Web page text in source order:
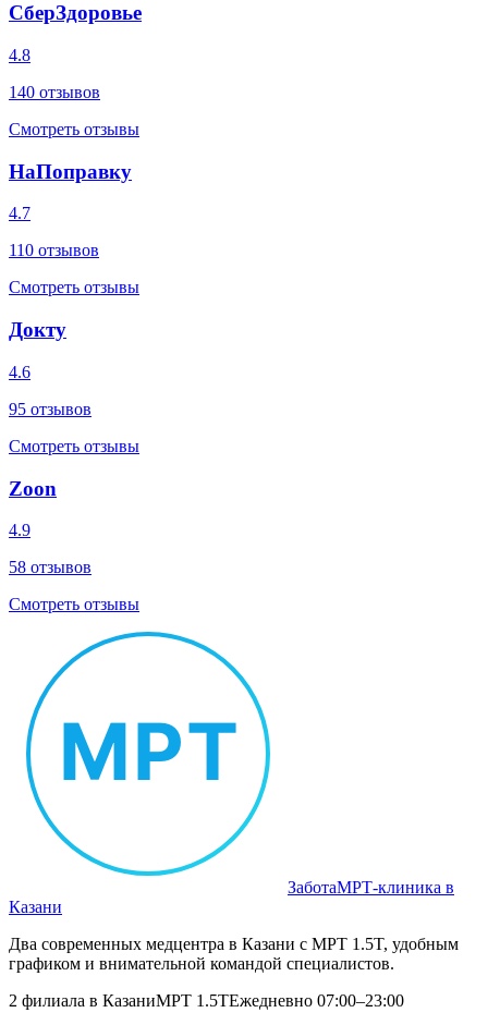
СберЗдоровье
4.8
140 отзывов
Смотреть отзывы
НаПоправку
4.7
110 отзывов
Смотреть отзывы
Докту
4.6
95 отзывов
Смотреть отзывы
Zoon
4.9
58 отзывов
Смотреть отзывы
ЗаботаМРТ‑клиника в
Казани
Два современных медцентра в Казани с МРТ 1.5T, удобным
графиком и внимательной командой специалистов.
2 филиала в КазаниМРТ 1.5TЕжедневно 07:00–23:00